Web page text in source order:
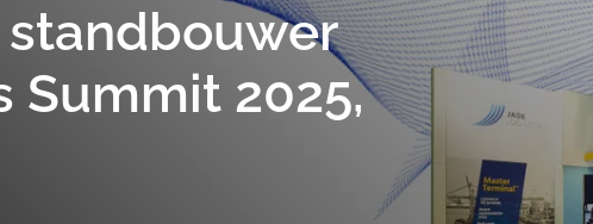
Summit 2025,